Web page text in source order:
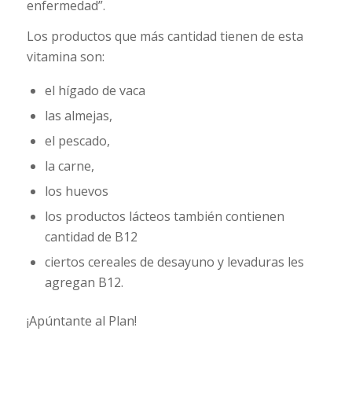
enfermedad”.
Los productos que más cantidad tienen de esta
vitamina son:
el hígado de vaca
las almejas,
el pescado,
la carne,
los huevos
los productos lácteos también contienen
cantidad de B12
ciertos cereales de desayuno y levaduras les
agregan B12.
¡Apúntante al Plan!